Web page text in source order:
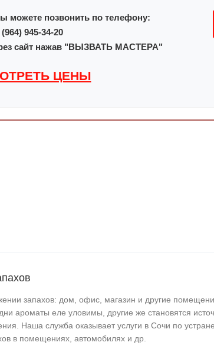
можете позвонить по телефону:
945-34-20
сайт нажав "ВЫЗВАТЬ МАСТЕРА"
ЦЕНЫ
запахов: дом, офис, магазин и другие
ароматы еле уловимы, другие же становятся
Наша служба оказывает услуги в Сочи по
в помещениях, автомобилях и др.